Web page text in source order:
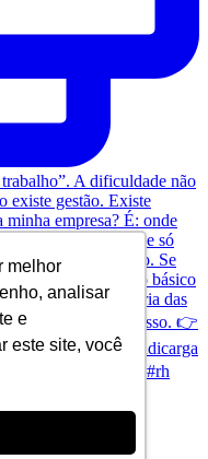
melhor
analisar
e
este site, você